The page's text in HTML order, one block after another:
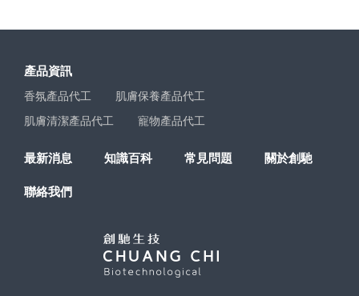
產品資訊
香氛產品代工
肌膚保養產品代工
肌膚清潔產品代工
寵物產品代工
最新消息 知識百科 常見問題 關於創馳
聯絡我們